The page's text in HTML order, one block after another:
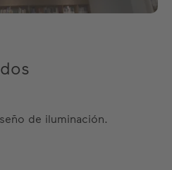
de iluminación.